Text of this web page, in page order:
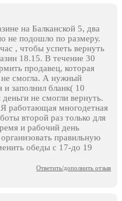
на Балканской 5, два
не подошло по размеру.
, чтобы успеть вернуть
18.15. В течение 30
продавец, которая
не смогла. А нужный
и заполнил бланк( 10
не смогли вернуть.
работающая многодетная
второй раз только для
и рабочий день
правильную
обеды с 17-до 19
Ответить/дополнить отзыв